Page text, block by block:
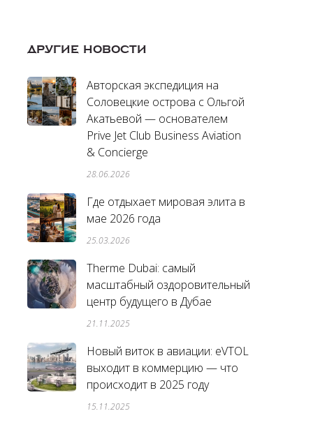
ДРУГИЕ НОВОСТИ
Авторская экспедиция на
Соловецкие острова с Ольгой
Акатьевой — основателем
Prive Jet Club Business Aviation
& Concierge
28.06.2026
Где отдыхает мировая элита в
мае 2026 года
25.03.2026
Therme Dubai: самый
масштабный оздоровительный
центр будущего в Дубае
21.11.2025
Новый виток в авиации: eVTOL
выходит в коммерцию — что
происходит в 2025 году
15.11.2025